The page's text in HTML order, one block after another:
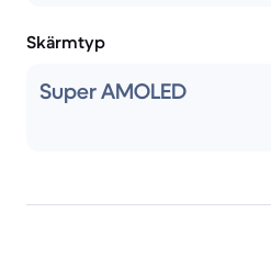
Skärmtyp
Super AMOLED